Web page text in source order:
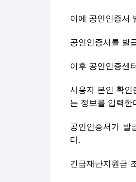
이에 공인인증서
공인인증서를 발
이후 공인인증센
사용자 본인 확인
는 정보를 입력한
공인인증서가 발
다.
긴급재난지원금